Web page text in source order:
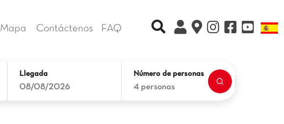
Mapa Contáctenos FAQ Recherche rapide
Llegada
08/08/2026
Número de personas
4 personas